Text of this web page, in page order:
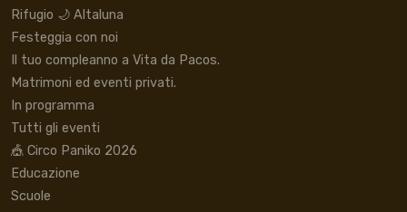
Rifugio 🌙 Altaluna
Festeggia con noi
Il tuo compleanno a Vita da Pacos.
Matrimoni ed eventi privati.
In programma
Tutti gli eventi
🎪 Circo Paniko 2026
Educazione
Scuole